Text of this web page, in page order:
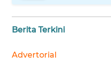
Berita Terkini
Advertorial
BANTEN
WN